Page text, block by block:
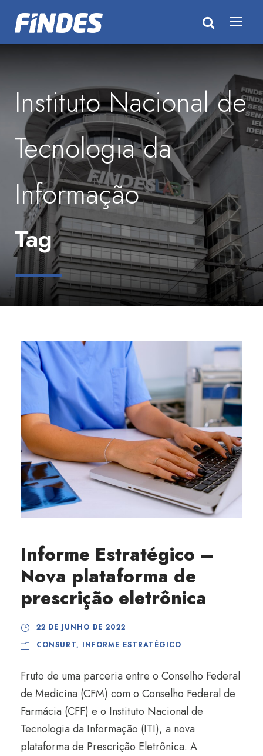
Instituto Nacional de
Tecnologia da
Informação
Tag
Informe Estratégico –
Nova plataforma de
prescrição eletrônica
22 DE JUNHO DE 2022
CONSURT, INFORME ESTRATÉGICO
Fruto de uma parceria entre o Conselho Federal
de Medicina (CFM) com o Conselho Federal de
Farmácia (CFF) e o Instituto Nacional de
Tecnologia da Informação (ITI), a nova
plataforma de Prescrição Eletrônica. A